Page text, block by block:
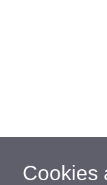
Cookies